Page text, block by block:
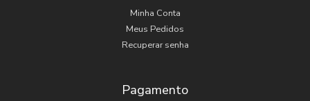
Minha Conta
Meus Pedidos
Recuperar senha
Pagamento